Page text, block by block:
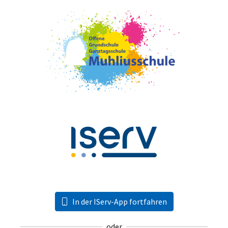
In der IServ-App fortfahren